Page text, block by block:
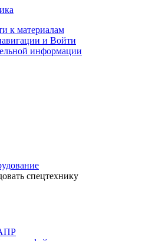
к материалам
и Войти
информации
спецтехнику